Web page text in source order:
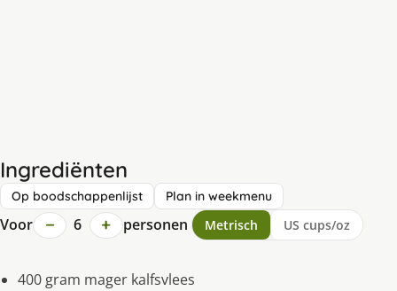
Ingrediënten
Op boodschappenlijst Plan in weekmenu
Voor − 6 + personen Metrisch US cups/oz
400 gram mager kalfsvlees